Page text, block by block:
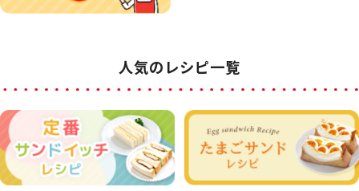
人気のレシピ一覧